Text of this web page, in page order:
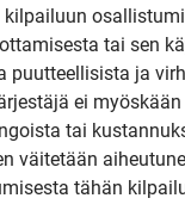
kilpailuun
tai sen
puutteellisista ja
ei myöskään
tai
väitetään
tähän